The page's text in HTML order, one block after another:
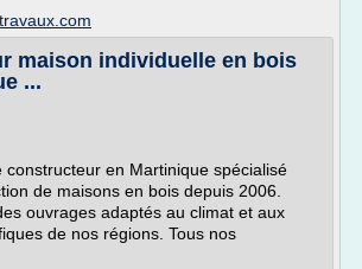
maison individuelle en bois
...
constructeur en Martinique spécialisé
de maisons en bois depuis 2006.
ouvrages adaptés au climat et aux
de nos régions. Tous nos